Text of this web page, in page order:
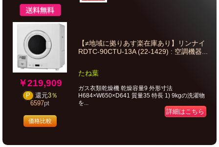
￥219,909
P 還元3％
6597pt
価格比較
【≠地域に拠りあす楽在庫あり】リンナイ
RDTC-90CTU-13A (22-1429) : 空調機器...
たね葉
ガス衣類乾燥機 乾燥容量9 外形寸法
H684×W650×D641 質量35 特長 1) 9kgの洗濯物
を...
詳細はこちら